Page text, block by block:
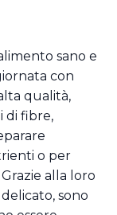
sano e
con
qualità,
di fibre,
o per
alla loro
sono